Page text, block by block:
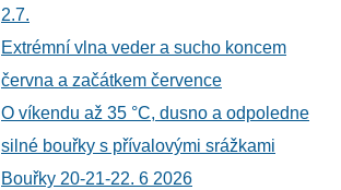
2.7.
Extrémní vlna veder a sucho koncem
června a začátkem července
O víkendu až 35 °C, dusno a odpoledne
silné bouřky s přívalovými srážkami
Bouřky 20-21-22. 6 2026